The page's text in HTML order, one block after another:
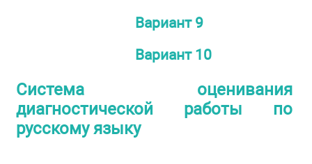
Вариант 9
Вариант 10
Система оценивания
диагностической работы по
русскому языку